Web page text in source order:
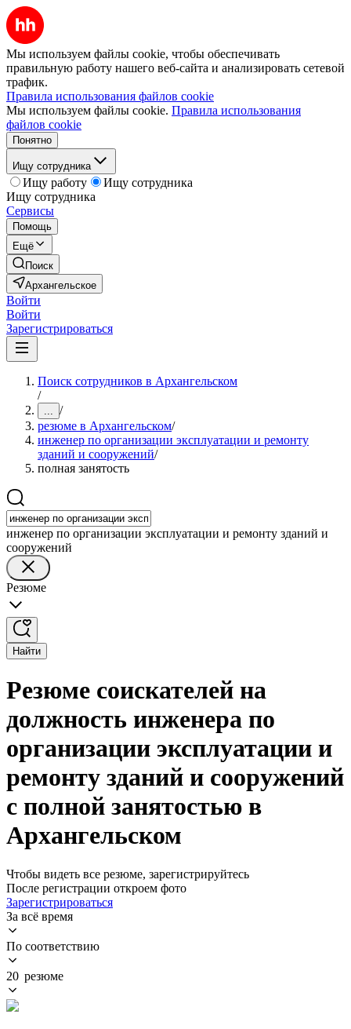
Мы используем файлы cookie, чтобы обеспечивать
правильную работу нашего веб-сайта и анализировать сетевой
трафик.
Правила использования файлов cookie
Мы используем файлы cookie. Правила использования
файлов cookie
Понятно
Ищу сотрудника
Ищу работу
Ищу сотрудника
Ищу сотрудника
Сервисы
Помощь
Ещё
Поиск
Архангельское
Войти
Войти
Зарегистрироваться
Поиск сотрудников в Архангельском
/
... /
резюме в Архангельском/
инженер по организации эксплуатации и ремонту
зданий и сооружений/
полная занятость
инженер по организации эксплуатации и ремонту зданий и
сооружений
Резюме
Найти
Резюме соискателей на
должность инженера по
организации эксплуатации и
ремонту зданий и сооружений
с полной занятостью в
Архангельском
Чтобы видеть все резюме, зарегистрируйтесь
После регистрации откроем фото
Зарегистрироваться
За всё время
По соответствию
20 резюме